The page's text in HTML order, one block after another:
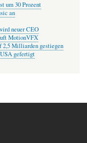
um 30 Prozent
an
neuer CEO
MotionVFX
2,5 Milliarden gestiegen
gefertigt